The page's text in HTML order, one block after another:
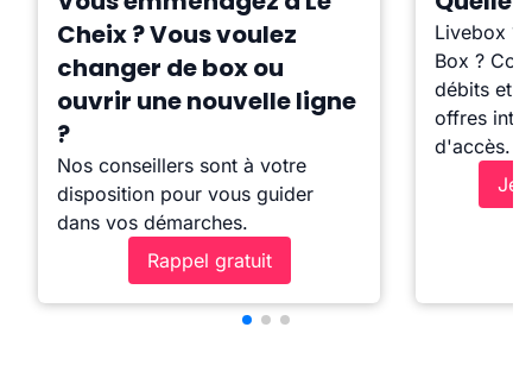
Cheix ? Vous voulez
changer de box ou
ouvrir une nouvelle ligne
?
Nos conseillers sont à votre
disposition pour vous guider
dans vos démarches.
Rappel gratuit
Livebox ?
Box ?
débits et
offres
d'accès.
Je